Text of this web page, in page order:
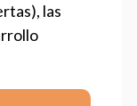
las